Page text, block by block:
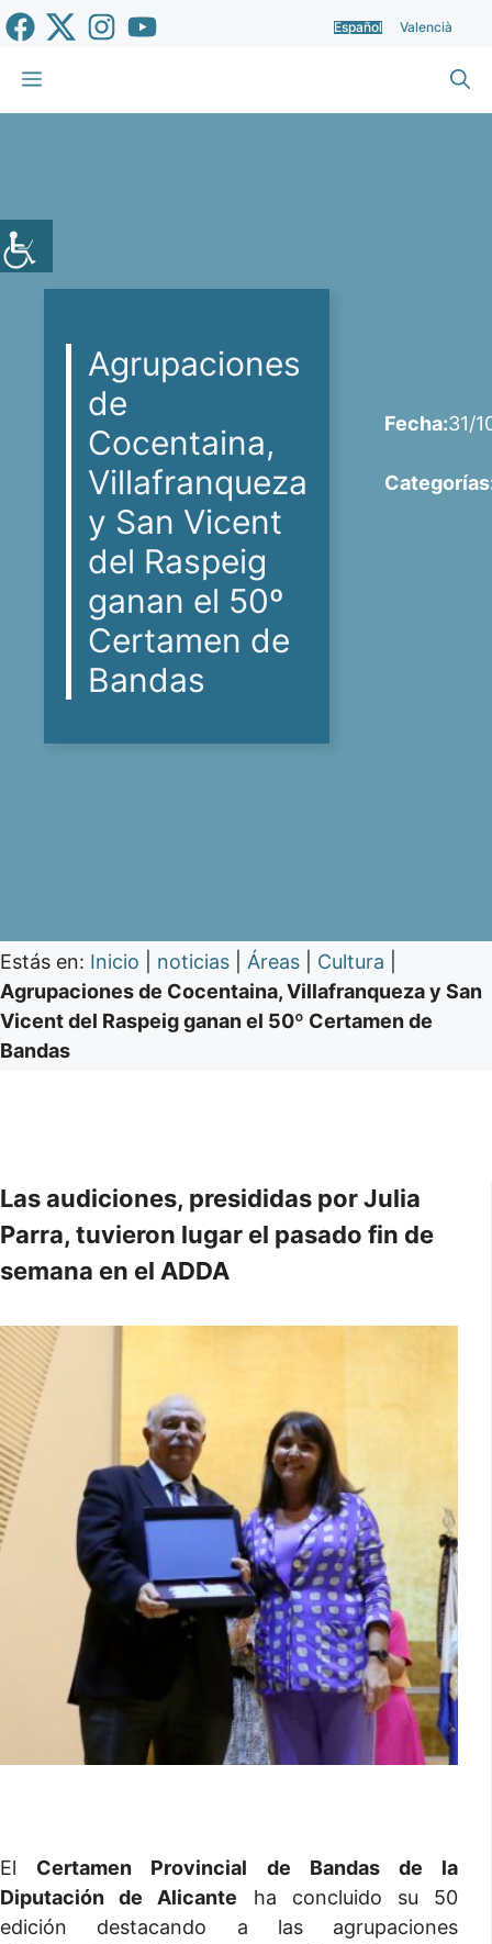
Saltar
al
contenido
Español Valencià
Menú
Agrupaciones
de
Cocentaina,
Villafranqueza
y San Vicent
del Raspeig
ganan el 50º
Certamen de
Bandas
Fecha:31/
Estás en: Inicio noticias Áreas Cultura
Agrupaciones de Cocentaina, Villafranqueza y San
Vicent del Raspeig ganan el 50º Certamen de
Bandas
Las audiciones, presididas por Julia
Parra, tuvieron lugar el pasado fin de
semana en el ADDA
El Certamen Provincial de Bandas de la
Diputación de Alicante ha concluido su 50
edición destacando a las agrupaciones